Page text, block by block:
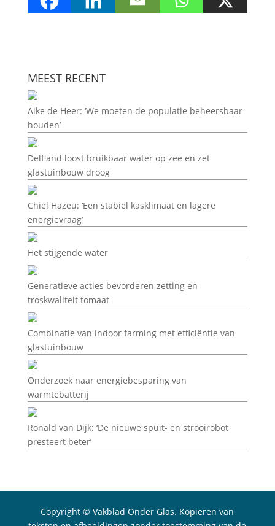
MEEST RECENT
Aike de Heer: ‘We moeten de populatie beheersbaar
houden’
Delfland loost bruikbaar water op zee en zet
glastuinbouw droog
Chiel Hazeu: ‘Een stabiel kasklimaat en lagere
energievraag’
Het stijgende water
Generatieve acties bevorderen zetting en
troskwaliteit tomaat
Combinatie van indoor farming met efficiëntie van
glastuinbouw
Onderzoek naar energiebesparing van
warmtebatterij
Ronald van Dijk: ‘De nieuwe spuit- en strooirobot
presteert beter’
Copyright © Vakblad Onder Glas. Kopiëren van